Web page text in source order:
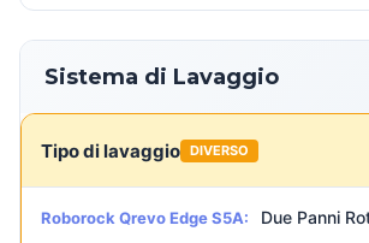
Sistema di Lavaggio
Tipo di lavaggio DIVERSO
Roborock Qrevo Edge S5A: Due Panni